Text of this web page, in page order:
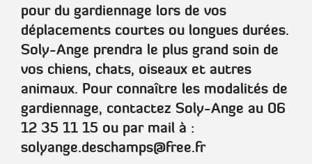
pour du gardiennage lors de vos
déplacements courtes ou longues durées.
Soly-Ange prendra le plus grand soin de
vos chiens, chats, oiseaux et autres
animaux. Pour connaître les modalités de
gardiennage, contactez Soly-Ange au 06
12 35 11 15 ou par mail à :
solyange.deschamps@free.fr